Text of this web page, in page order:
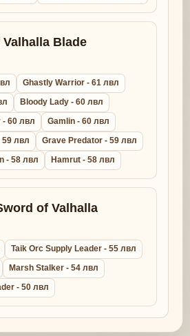
Blade
Ghastly Warrior - 61 лвл
Bloody Lady - 60 лвл
- 60 лвл
Gamlin - 60 лвл
59 лвл
Grave Predator - 59 лвл
- 58 лвл
Hamrut - 58 лвл
of Valhalla
Taik Orc Supply Leader - 55 лвл
Marsh Stalker - 54 лвл
- 50 лвл